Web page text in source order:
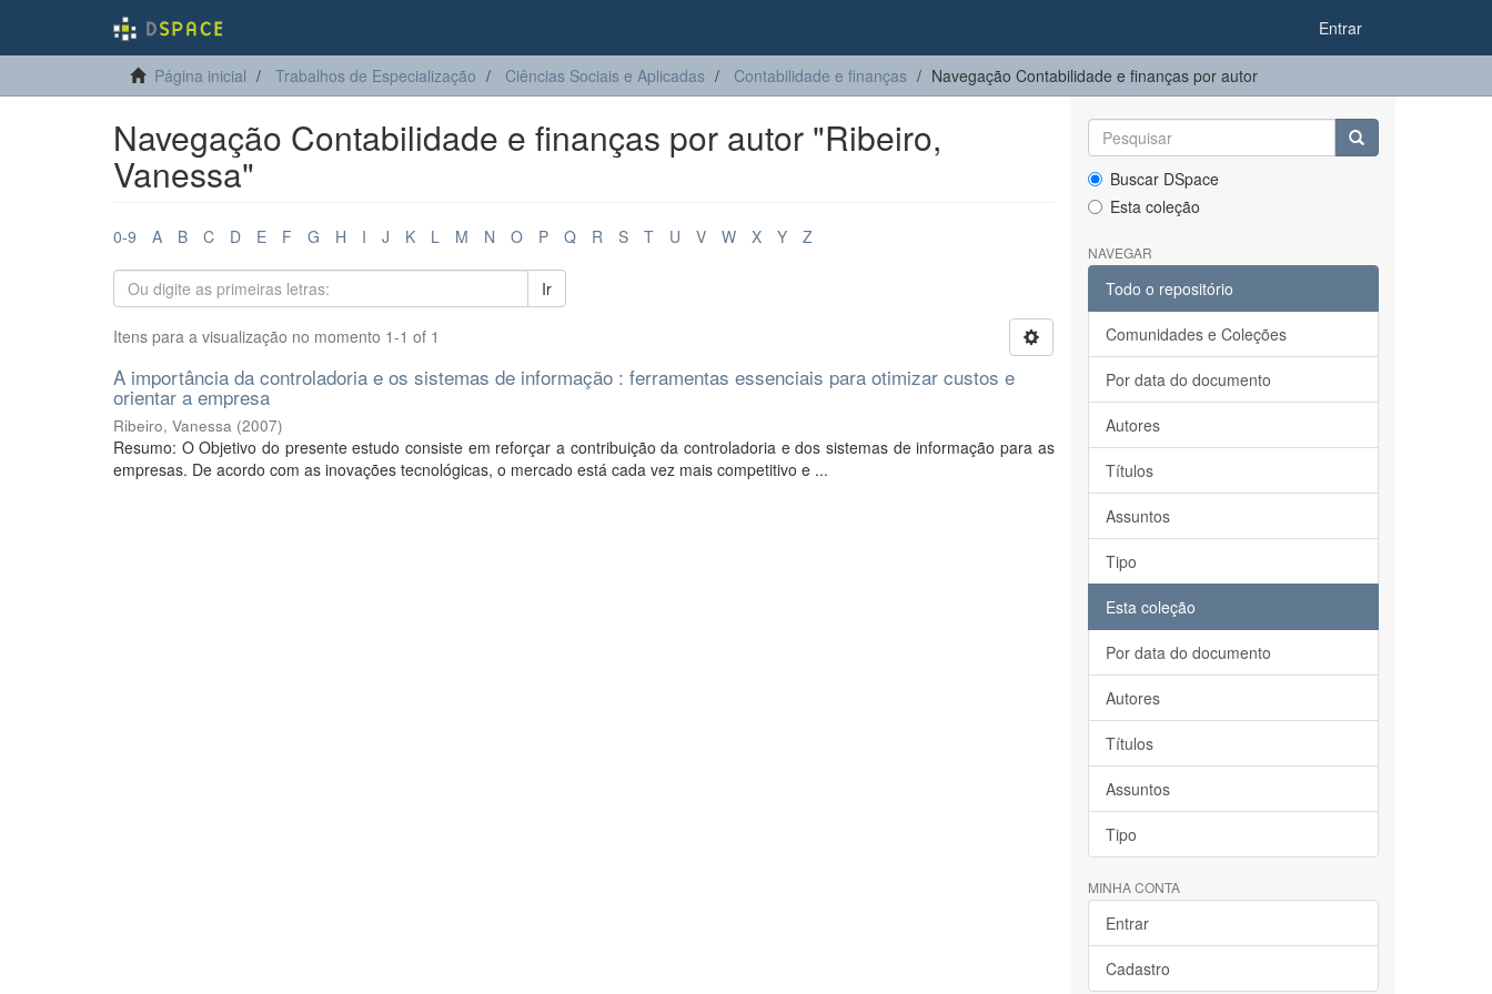
Entrar
Página inicial Trabalhos de Especialização Ciências Sociais e Aplicadas Contabilidade e finanças Navegação Contabilidade e finanças por autor
Navegação Contabilidade e finanças por autor "Ribeiro,
Vanessa"
0-9 A B C D E F G H I J K L M N O P Q R S T U V W X Y Z
Ir
Itens para a visualização no momento 1-1 of 1
A importância da controladoria e os sistemas de informação : ferramentas essenciais para otimizar custos e
orientar a empresa
Ribeiro, Vanessa (2007)
Resumo: O Objetivo do presente estudo consiste em reforçar a contribuição da controladoria e dos sistemas de informação para as
empresas. De acordo com as inovações tecnológicas, o mercado está cada vez mais competitivo e ...
Buscar DSpace
Esta coleção
NAVEGAR
Todo o repositório
Comunidades e Coleções
Por data do documento
Autores
Títulos
Assuntos
Tipo
Esta coleção
Por data do documento
Autores
Títulos
Assuntos
Tipo
MINHA CONTA
Entrar
Cadastro